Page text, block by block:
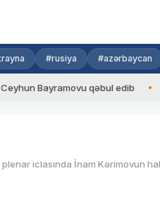
#rusiya #azərbaycan
qəbul edib